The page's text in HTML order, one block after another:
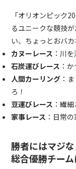
「オリオンピック
るユニークな競技
い、ちょっとおバ
カヌーレース ：川
石炭運びレース ：
人間カーリング ：
ろ！
豆運びレース ：繊
家事レース ：日常
勝者にはマジ
総合優勝チー